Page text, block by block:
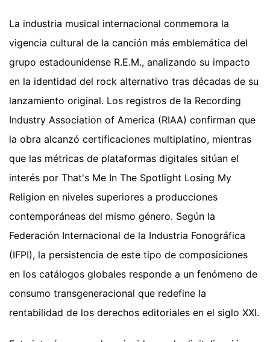
La industria musical internacional conmemora la
vigencia cultural de la canción más emblemática del
grupo estadounidense R.E.M., analizando su impacto
en la identidad del rock alternativo tras décadas de su
lanzamiento original. Los registros de la Recording
Industry Association of America (RIAA) confirman que
la obra alcanzó certificaciones multiplatino, mientras
que las métricas de plataformas digitales sitúan el
interés por That's Me In The Spotlight Losing My
Religion en niveles superiores a producciones
contemporáneas del mismo género. Según la
Federación Internacional de la Industria Fonográfica
(IFPI), la persistencia de este tipo de composiciones
en los catálogos globales responde a un fenómeno de
consumo transgeneracional que redefine la
rentabilidad de los derechos editoriales en el siglo XXI.